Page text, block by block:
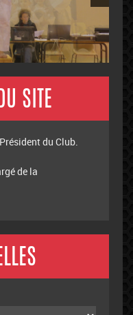
SITE
du Club.
de la